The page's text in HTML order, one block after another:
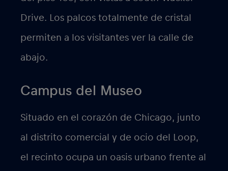
Drive. Los palcos totalmente de cristal
permiten a los visitantes ver la calle de
abajo.
Campus del Museo
Situado en el corazón de Chicago, junto
al distrito comercial y de ocio del Loop,
el recinto ocupa un oasis urbano frente al